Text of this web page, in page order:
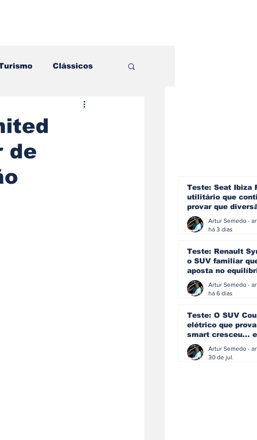
Clássicos
Testes e Comparativos
de
Teste: Seat Ibiza
utilitário que
provar que
eficiência e
simplicidade
há 3 dias
Teste: Renault
o SUV familiar
aposta no
ainda acredita na
manualhá 6 dias
Teste: O SUV
elétrico que
smart cresceu... e
amadureceu
30 de jul.